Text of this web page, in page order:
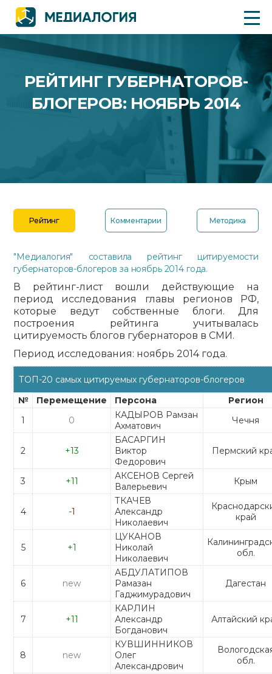
РЕЙТИНГ ГУБЕРНАТОРОВ-
БЛОГЕРОВ: НОЯБРЬ 2014
Рейтинг Комментарии Методика
"Медиалогия" составила рейтинг цитируемости
губернаторов-блогеров за ноябрь 2014 года.
В рейтинг-лист вошли действующие на
период исследования главы регионов РФ,
которые ведут собственные блоги. Для
построения рейтинга учитывалась
цитируемость блогов губернаторов в СМИ.
Период исследования: ноябрь 2014 года.
ТОП-20 самых цитируемых губернаторов-блогеров
№
Перемещение Персона
Регион
1
0
КАДЫРОВ Рамзан
Ахматович
Чечня
2 +13
БАСАРГИН
Виктор
Федорович
Пермский
3 +11
АКСЕНОВ Сергей
Валерьевич
Крым
4 -1
ТКАЧЕВ
Александр
Николаевич
край
5 +1
ЦУКАНОВ
Николай
Николаевич
обл.
6 new
АБДУЛАТИПОВ
Рамазан
Гаджимурадович
Дагестан
7 +11
КАРЛИН
Александр
Богданович
Алтайский
8 new
КУВШИННИКОВ
Олег
Александрович
обл.